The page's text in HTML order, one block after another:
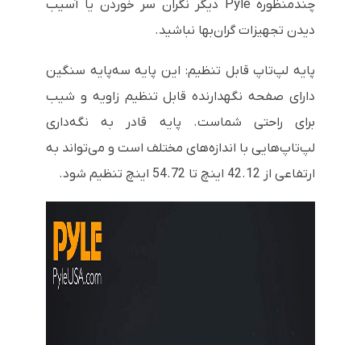
چندمنظوره Pyle دیگر نگران سر خوردن یا آسیب
دیدن تجهیزات گران‌بها نباشید.
پایه لپ‌تاپ قابل تنظیم: این پایه سه‌پایه سنگین
دارای صفحه نگهدارنده قابل تنظیم زاویه و شیب
برای راحتی شماست. پایه قادر به نگه‌داری
لپ‌تاپ‌هایی با اندازه‌های مختلف است و می‌تواند به
ارتفاعی از 42.12 اینچ تا 54.72 اینچ تنظیم شود.